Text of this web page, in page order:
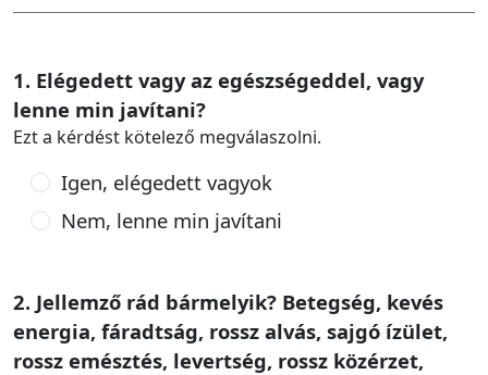
1. Elégedett vagy az egészségeddel, vagy
lenne min javítani?
Ezt a kérdést kötelező megválaszolni.
Igen, elégedett vagyok
Nem, lenne min javítani
2. Jellemző rád bármelyik? Betegség, kevés
energia, fáradtság, rossz alvás, sajgó ízület,
rossz emésztés, levertség, rossz közérzet,